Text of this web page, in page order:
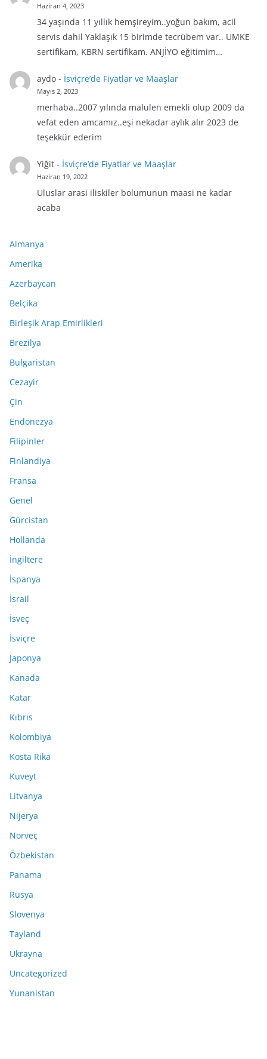
Haziran 4, 2023
34 yaşında 11 yıllık hemşireyim..yoğun bakım, acil
servis dahil Yaklaşık 15 birimde tecrübem var.. UMKE
sertifikam, KBRN sertifikam. ANJİYO eğitimim…
aydo- İsviçre’de Fiyatlar ve Maaşlar
Mayıs 2, 2023
merhaba..2007 yılında malulen emekli olup 2009 da
vefat eden amcamız..eşi nekadar aylık alır 2023 de
teşekkür ederim
Yiğit- İsviçre’de Fiyatlar ve Maaşlar
Haziran 19, 2022
Uluslar arasi iliskiler bolumunun maasi ne kadar
acaba
Almanya
Amerika
Azerbaycan
Belçika
Birleşik Arap Emirlikleri
Brezilya
Bulgaristan
Cezayir
Çin
Endonezya
Filipinler
Finlandiya
Fransa
Genel
Gürcistan
Hollanda
İngiltere
İspanya
İsrail
İsveç
İsviçre
Japonya
Kanada
Katar
Kıbrıs
Kolombiya
Kosta Rika
Kuveyt
Litvanya
Nijerya
Norveç
Özbekistan
Panama
Rusya
Slovenya
Tayland
Ukrayna
Uncategorized
Yunanistan